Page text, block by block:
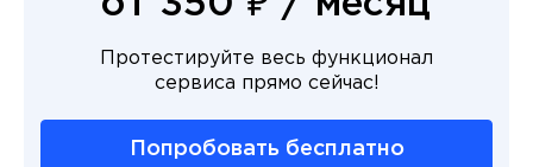
Протестируйте весь функционал
сервиса прямо сейчас!
Попробовать бесплатно